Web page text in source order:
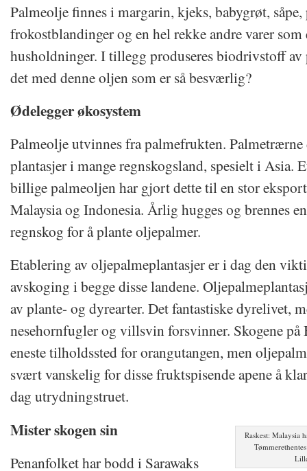
Palmeolje finnes i margarin, kjeks, babygrøt, såpe,
frokostblandinger og en hel rekke andre varer
husholdninger. I tillegg produseres biodrivstoff av
det med denne oljen som er så besværlig?
Ødelegger økosystem
Palmeolje utvinnes fra palmefrukten.
plantasjer i mange regnskogsland, spesielt i Asia.
billige palmeoljen har gjort dette til en stor
Malaysia og Indonesia. Årlig hugges og brennes
regnskog for å plante oljepalmer.
Etablering av oljepalmeplantasjer er i dag den
avskoging i begge disse landene.
av plante- og dyrearter. Det fantastiske dyrelivet,
nesehornfugler og villsvin forsvinner. Skogene på
eneste tilholdssted for orangutangen, men
svært vanskelig for disse fruktspisende apene å
dag utrydningstruet.
Raskest: Malaysia
Mister skogen sin
Penanfolket har bodd i Sarawaks